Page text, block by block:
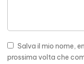
Salva il mio nome,
prossima volta che